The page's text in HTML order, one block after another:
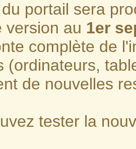
portail sera
version au 1er
complète de
(ordinateurs,
de nouvelles
tester la